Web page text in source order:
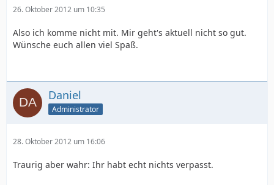
26. Oktober 2012 um 10:35
Also ich komme nicht mit. Mir geht's aktuell nicht so gut.
Wünsche euch allen viel Spaß.
Daniel
Administrator
28. Oktober 2012 um 16:06
Traurig aber wahr: Ihr habt echt nichts verpasst.